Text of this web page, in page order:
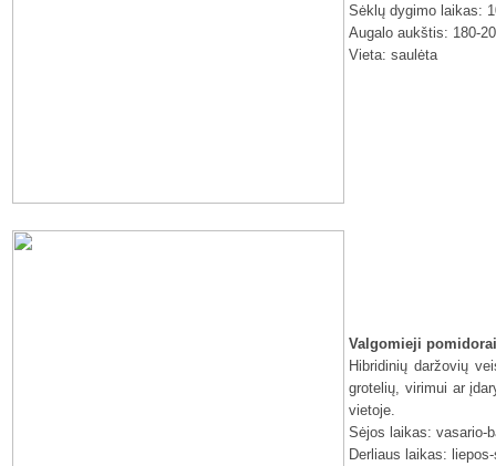
Sėklų dygimo laikas:
Augalo aukštis: 180-
Vieta: saulėta
Valgomieji
Hibridinių daržovių
grotelių, virimui ar
vietoje.
Sėjos laikas: vasario-
Derliaus laikas: